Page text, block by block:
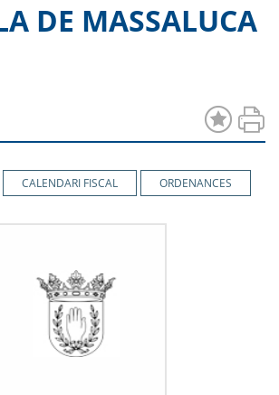
DE MASSALUCA
CALENDARI FISCAL ORDENANCES